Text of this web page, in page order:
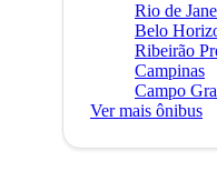
Rio de
Belo
Ribeirão
Campinas
Campo
Ver mais ônibus